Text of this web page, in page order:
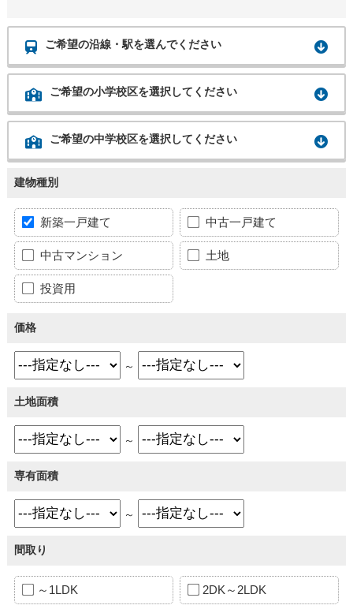
ご希望の沿線・駅を選んでください
ご希望の小学校区を選択してください
ご希望の中学校区を選択してください
建物種別
新築一戸建て 中古一戸建て
中古マンション 土地
投資用
価格
～
土地面積
～
専有面積
～
間取り
～1LDK 2DK～2LDK